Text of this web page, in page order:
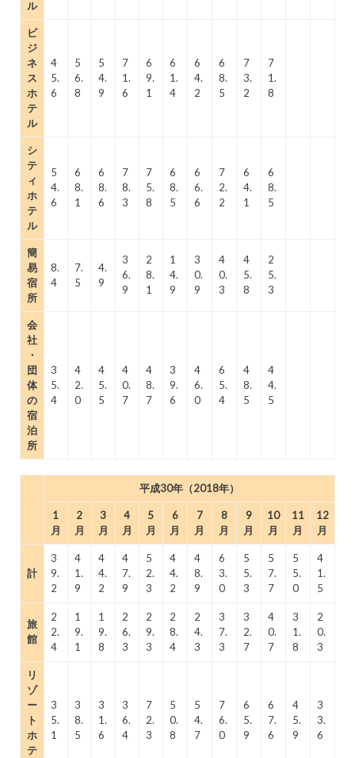
ル
ビ
ジ
ネ
ス
ホ
テ
ル
4
5.
6
5
6.
8
5
4.
9
7
1.
6
6
9.
1
6
1.
4
6
4.
2
6
8.
5
7
3.
2
7
1.
8
シ
テ
ィ
ホ
テ
ル
5
4.
6
6
8.
1
6
8.
6
7
8.
3
7
5.
8
6
8.
5
6
6.
6
7
2.
2
6
4.
1
6
8.
5
簡
易
宿
所
8.
4
7.
5
4.
9
3
6.
9
2
8.
1
1
4.
9
3
0.
9
4
0.
3
4
5.
8
2
5.
3
会
社
・
団
体
の
宿
泊
所
3
5.
4
4
2.
0
4
5.
5
4
0.
7
4
8.
7
3
9.
6
4
6.
0
6
5.
4
4
8.
5
4
4.
5
平成30年（2018年）
1
月
2
月
3
月
4
月
5
月
6
月
7
月
8
月
9
月
10
月
11
月
12
月
計
3
9.
2
4
1.
9
4
4.
2
4
7.
9
5
2.
3
4
4.
2
4
8.
9
6
3.
0
5
5.
3
5
7.
7
5
5.
0
4
1.
5
旅
館
2
2.
4
1
9.
1
1
9.
8
2
6.
3
2
9.
3
2
8.
4
2
4.
3
3
7.
3
3
2.
7
4
0.
7
3
1.
8
2
0.
3
リ
ゾ
ー
ト
ホ
テ
3
5.
1
3
8.
5
3
1.
6
3
6.
4
7
2.
3
5
0.
8
5
4.
7
7
6.
0
6
5.
9
6
7.
6
4
5.
9
3
3.
6